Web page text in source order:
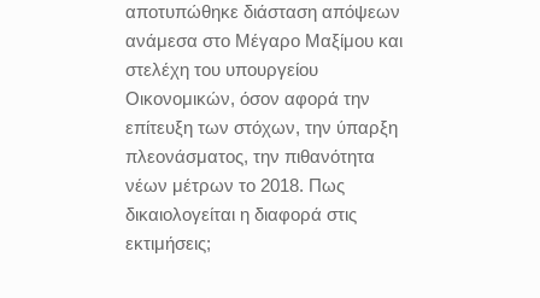
αποτυπώθηκε διάσταση απόψεων
ανάμεσα στο Μέγαρο Μαξίμου και
στελέχη του υπουργείου
Οικονομικών, όσον αφορά την
επίτευξη των στόχων, την ύπαρξη
πλεονάσματος, την πιθανότητα
νέων μέτρων το 2018. Πως
δικαιολογείται η διαφορά στις
εκτιμήσεις;